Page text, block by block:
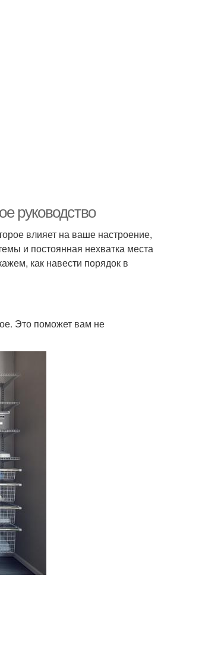
руководство
влияет на ваше настроение,
и постоянная нехватка места
как навести порядок в
Это поможет вам не